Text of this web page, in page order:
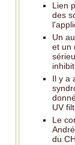
Lien
des
Un
et un
Il y a
UV
Le
du